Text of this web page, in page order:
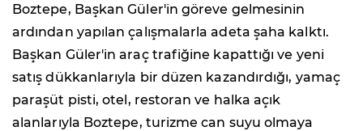
Boztepe, Başkan Güler'in göreve gelmesinin
ardından yapılan çalışmalarla adeta şaha kalktı.
Başkan Güler'in araç trafiğine kapattığı ve yeni
satış dükkanlarıyla bir düzen kazandırdığı, yamaç
paraşüt pisti, otel, restoran ve halka açık
alanlarıyla Boztepe, turizme can suyu olmaya